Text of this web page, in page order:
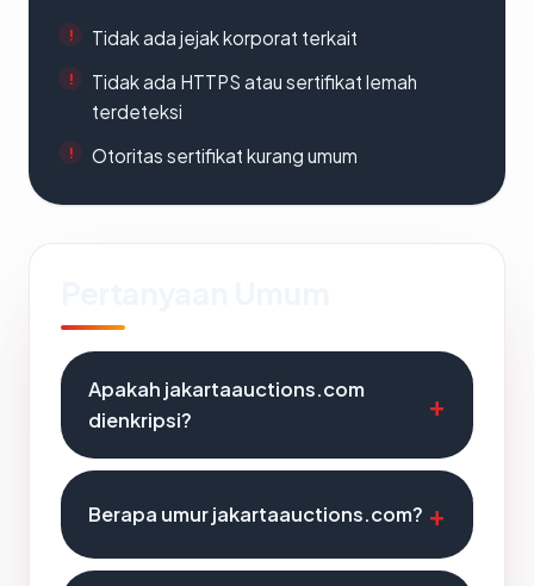
Tidak ada jejak korporat terkait
Tidak ada HTTPS atau sertifikat lemah
terdeteksi
Otoritas sertifikat kurang umum
Apakah jakartaauctions.com
dienkripsi?
Berapa umur jakartaauctions.com?